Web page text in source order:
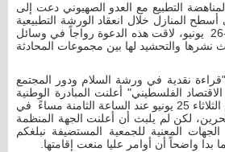
لمناهضة التطبيع مع العدو الصهيوني دعت إلى
المنازل خلال انعقاد الورشة التطبيعية
في المنامة اليوم وغداً 25-26 يونيو، لاقت هذه الدعوة رواجاً في وسائل
والتحشيد لها بين مجموعات المحادثة
نقدية في ورشة السلام ودور المجتمع
الفلسطيني" أعلنت المبادرة الوطنية
لمناهضة التطبيع عقدها يوم الثلاثاء 25 يونيو عند الساعة الثامنة مساءً في
لكن لم يلبث أن أعلنت الجهة المنظمة
المعنية للجمعية المستضيفة نبلغكم
بدا واضحاً أن أوامر عليا منعت إقامتها.